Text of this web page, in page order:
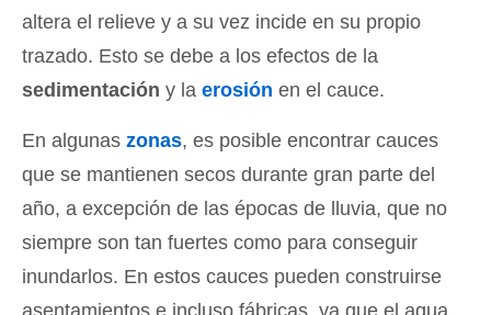
altera el relieve y a su vez incide en su propio
trazado. Esto se debe a los efectos de la
sedimentación y la erosión en el cauce.
En algunas zonas, es posible encontrar cauces
que se mantienen secos durante gran parte del
año, a excepción de las épocas de lluvia, que no
siempre son tan fuertes como para conseguir
inundarlos. En estos cauces pueden construirse
asentamientos e incluso fábricas, ya que el agua